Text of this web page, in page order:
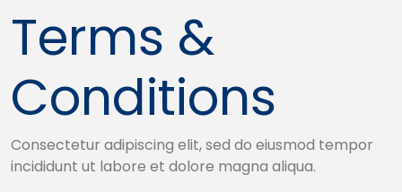
Terms &
Conditions
Consectetur adipiscing elit, sed do eiusmod tempor
incididunt ut labore et dolore magna aliqua.